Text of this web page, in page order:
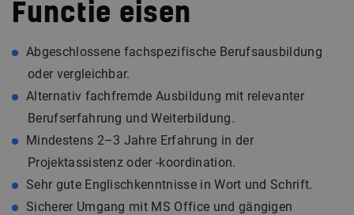
Functie eisen
Abgeschlossene fachspezifische Berufsausbildung
oder vergleichbar.
Alternativ fachfremde Ausbildung mit relevanter
Berufserfahrung und Weiterbildung.
Mindestens 2–3 Jahre Erfahrung in der
Projektassistenz oder -koordination.
Sehr gute Englischkenntnisse in Wort und Schrift.
Sicherer Umgang mit MS Office und gängigen